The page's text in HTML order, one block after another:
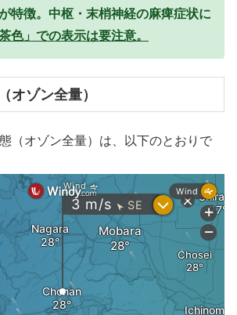
特徴。中枢・末梢神経の麻痺症状に
色」での表示は要注意。
オゾン全量）
（オゾン全量）は、以下のとおりで